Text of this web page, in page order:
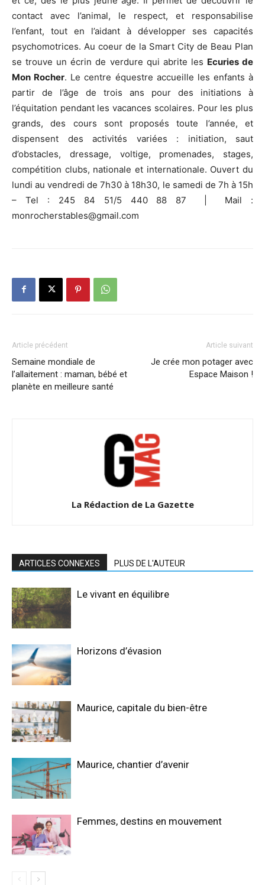
contact avec l’animal, le respect, et responsabilise
l’enfant, tout en l’aidant à développer ses capacités
psychomotrices. Au coeur de la Smart City de Beau Plan
se trouve un écrin de verdure qui abrite les Ecuries de
Mon Rocher. Le centre équestre accueille les enfants à
partir de l’âge de trois ans pour des initiations à
l’équitation pendant les vacances scolaires. Pour les plus
grands, des cours sont proposés toute l’année, et
dispensent des activités variées : initiation, saut
d’obstacles, dressage, voltige, promenades, stages,
compétition clubs, nationale et internationale. Ouvert du
lundi au vendredi de 7h30 à 18h30, le samedi de 7h à 15h
– Tel : 245 84 51/5 440 88 87
Mail :
monrocherstables@gmail.com
Article précédent
Semaine mondiale de
l’allaitement : maman, bébé et
planète en meilleure santé
Article suivant
Je crée mon potager avec
Espace Maison !
La Rédaction de La Gazette
ARTICLES CONNEXES PLUS DE L'AUTEUR
Le vivant en équilibre
Horizons d’évasion
Maurice, capitale du bien-être
Maurice, chantier d’avenir
Femmes, destins en mouvement